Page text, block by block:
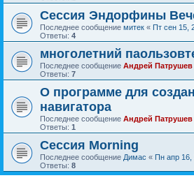
Сессия Эндорфины
Последнее сообщение митек « Пт сен 15,
Ответы: 4
многолетний
Последнее сообщение Андрей Патрушев
Ответы: 7
О программе для
навигатора
Последнее сообщение Андрей Патрушев
Ответы: 1
Сессия Morning
Последнее сообщение Димас « Пн апр 16,
Ответы: 8